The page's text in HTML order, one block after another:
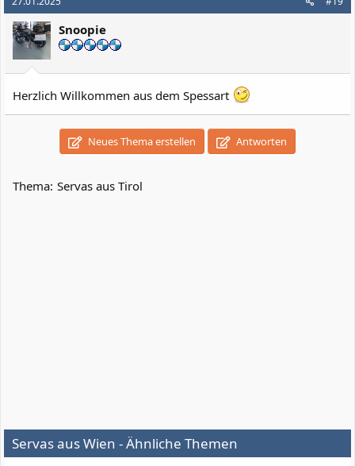
Snoopie
Herzlich Willkommen aus dem Spessart
Neues Thema erstellen Antworten
Thema: Servas aus Tirol
Servas aus Wien - Ähnliche Themen